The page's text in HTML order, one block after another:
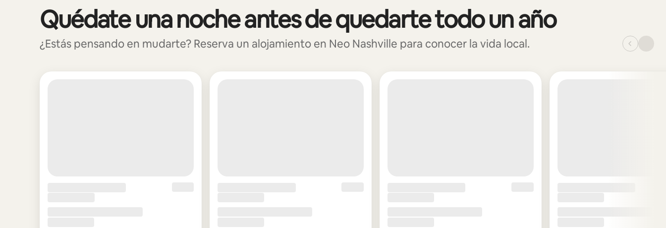
Quédate una noche antes de quedarte todo un año
¿Estás pensando en mudarte? Reserva un alojamiento en Neo Nashville para conocer la vida local.
Se muestran0 de 0 elementos
_